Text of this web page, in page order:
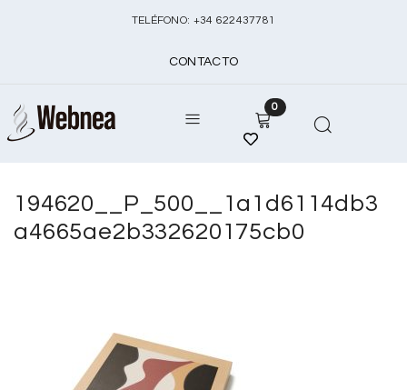
TELÉFONO: +34 622437781
CONTACTO
0
194620__P_500__1a1d6114db3
a4665ae2b332620175cb0